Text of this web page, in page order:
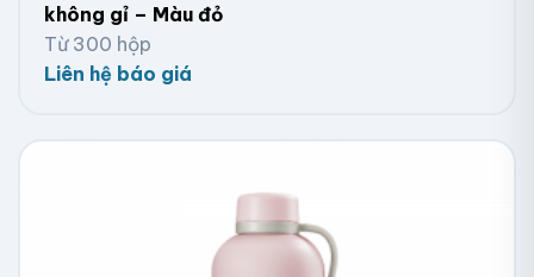
không gỉ – Màu đỏ
Từ 300 hộp
Liên hệ báo giá